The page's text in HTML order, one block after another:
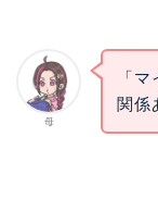
母
「
関係